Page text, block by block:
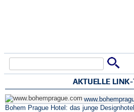
AKTUELLE LINK-
Bohem Prague Hotel: das junge